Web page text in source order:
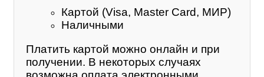
Картой (Visa, Master Card, МИР)
Наличными
Платить картой можно онлайн и при
получении. В некоторых случаях